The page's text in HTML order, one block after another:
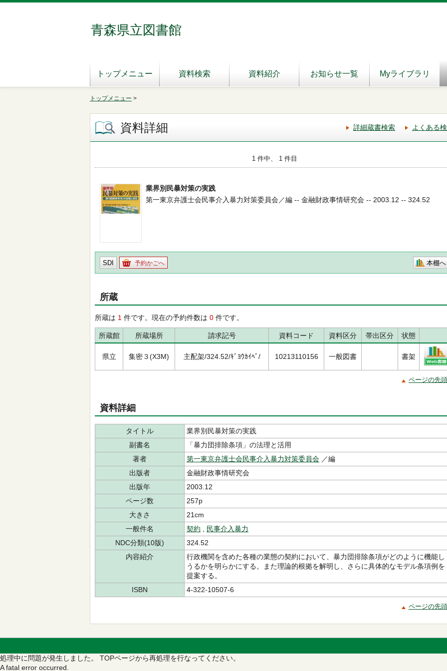
青森県立図書館
トップメニュー 資料検索 資料紹介 お知らせ一覧 Myライブラリ
トップメニュー >
資料詳細 詳細蔵書検索 よくある
1 件中、 1 件目
業界別民暴対策の実践
第一東京弁護士会民事介入暴力対策委員会／編 -- 金融財政事情研究会 -- 2003.12 -- 324.52
SDI 予約かごへ 本棚へ
所蔵
所蔵は 1 件です。現在の予約件数は 0 件です。
所蔵館 所蔵場所 請求記号 資料コード 資料区分 帯出区分 状態
県立 集密３(X3M) 主配架/324.52/ｷﾞﾖｳｶｲﾍﾞ/ 10213110156 一般図書 書架
ページの先
資料詳細
タイトル
業界別民暴対策の実践
副書名
「暴力団排除条項」の法理と活用
著者
第一東京弁護士会民事介入暴力対策委員会 ／編
出版者
金融財政事情研究会
出版年
2003.12
ページ数
257p
大きさ
21cm
一般件名
契約
民事介入暴力
NDC分類(10版)
324.52
内容紹介
行政機関を含めた各種の業態の契約において、暴力団排除条項がどのように機能し
うるかを明らかにする。また理論的根拠を解明し、さらに具体的なモデル条項例を
提案する。
ISBN
4-322-10507-6
ページの先
処理中に問題が発生しました。 TOPページから再処理を行なってください。
A fatal error occurred.